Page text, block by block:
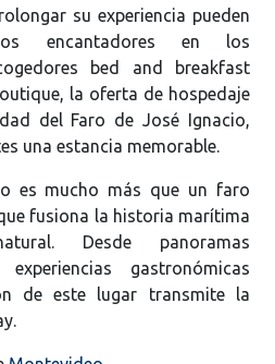
su experiencia pueden
encantadores en los
bed and breakfast
la oferta de hospedaje
del Faro de José Ignacio,
una estancia memorable.
es mucho más que un faro
fusiona la historia marítima
Desde panoramas
gastronómicas
de este lugar transmite la